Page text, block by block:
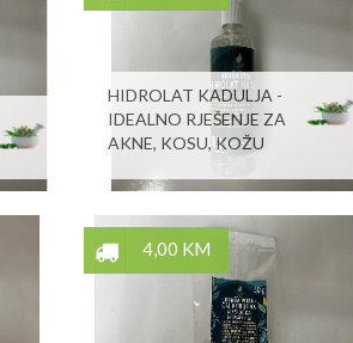
HIDROLAT KADULJA -
IDEALNO RJEŠENJE ZA
AKNE, KOSU, KOŽU
4,00 KM